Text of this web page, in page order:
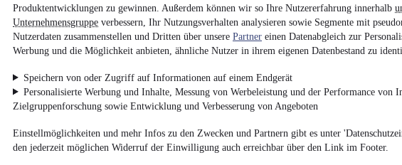
Produktentwicklungen zu gewinnen. Außerdem können wir so Ihre Nutzererfahrung innerhalb
Unternehmensgruppe verbessern, Ihr Nutzungsverhalten analysieren sowie Segmente mit
Nutzerdaten zusammenstellen und Dritten über unsere Partner einen Datenabgleich zur
Werbung und die Möglichkeit anbieten, ähnliche Nutzer in ihrem eigenen Datenbestand zu
Speichern von oder Zugriff auf Informationen auf einem Endgerät
Personalisierte Werbung und Inhalte, Messung von Werbeleistung und der Performance von
Zielgruppenforschung sowie Entwicklung und Verbesserung von Angeboten
Einstellmöglichkeiten und mehr Infos zu den Zwecken und Partnern gibt es unter
den jederzeit möglichen Widerruf der Einwilligung auch erreichbar über den Link im Footer.
Unfallfrei• EZ 10/
Mercedes-Benz GLC
43.950 €
Finanzierung ab 466 € mtl.